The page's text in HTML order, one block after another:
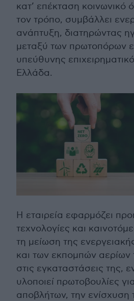
κατ’ επέκταση
τον τρόπο, συμβάλλει
ανάπτυξη, διατηρώντας
μεταξύ των πρωτοπόρων
υπεύθυνης
Ελλάδα.
Η εταιρεία εφαρμόζει
τεχνολογίες και
τη μείωση της
και των εκπομπών αερίων
στις εγκαταστάσεις της,
υλοποιεί πρωτοβουλίες
αποβλήτων, την